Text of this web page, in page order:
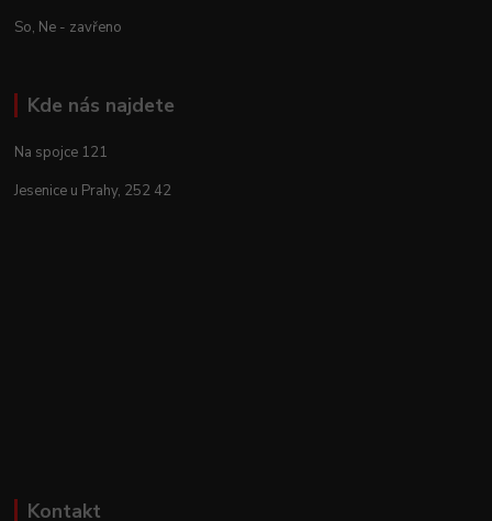
So, Ne - zavřeno
Kde nás najdete
Na spojce 121
Jesenice u Prahy, 252 42
Kontakt